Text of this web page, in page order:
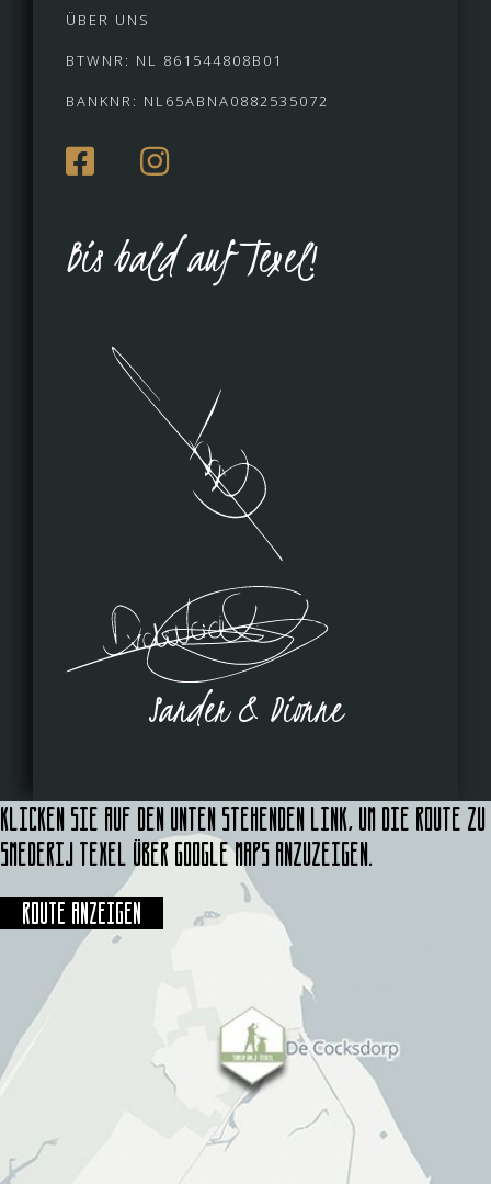
ÜBER UNS
BTWNR: NL 861544808B01
BANKNR: NL65ABNA0882535072
Bis bald auf Texel!
Sander & Dionne
Klicken Sie auf den unten stehenden Link, um die Route zu
Smederij Texel über Google Maps anzuzeigen.
Route anzeigen